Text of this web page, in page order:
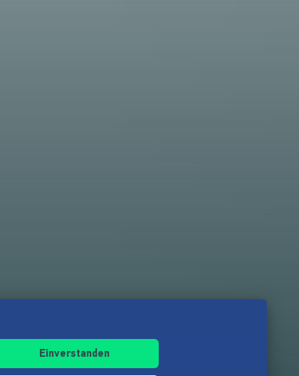
Einverstanden